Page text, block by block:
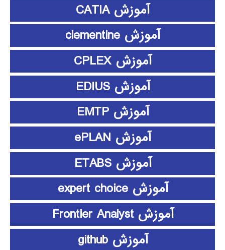
آموزش CATIA
آموزش clementine
آموزش CPLEX
آموزش EDIUS
آموزش EMTP
آموزش ePLAN
آموزش ETABS
آموزش expert choice
آموزش Frontier Analyst
آموزش github